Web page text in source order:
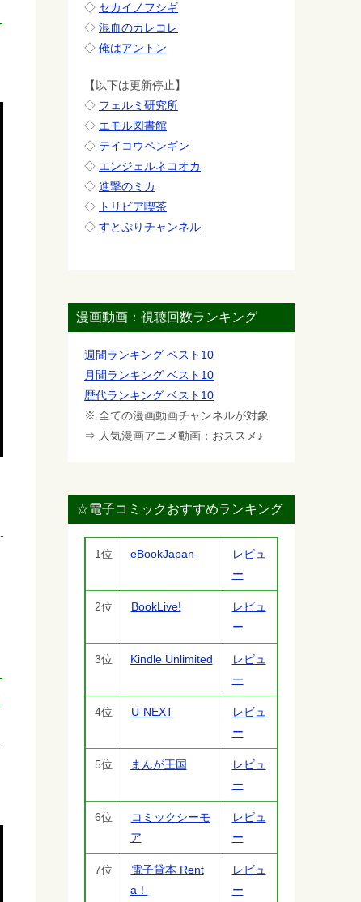
◇ セカイノフシギ
◇ 混血のカレコレ
◇ 俺はアントン
【以下は更新停止】
◇ フェルミ研究所
◇ エモル図書館
◇ テイコウペンギン
◇ エンジェルネコオカ
◇ 進撃のミカ
◇ トリビア喫茶
◇ すとぷりチャンネル
漫画動画：視聴回数ランキング
週間ランキング ベスト10
月間ランキング ベスト10
歴代ランキング ベスト10
※ 全ての漫画動画チャンネルが対象
⇒ 人気漫画アニメ動画：おススメ♪
☆電子コミックおすすめランキング
1位 eBookJapan
レビュ
ー
2位 BookLive!
レビュ
ー
3位 Kindle Unlimited
レビュ
ー
4位 U-NEXT
レビュ
ー
5位 まんが王国
レビュ
ー
6位
コミックシーモ
ア
レビュ
ー
7位
電子貸本 Rent
a！
レビュ
ー